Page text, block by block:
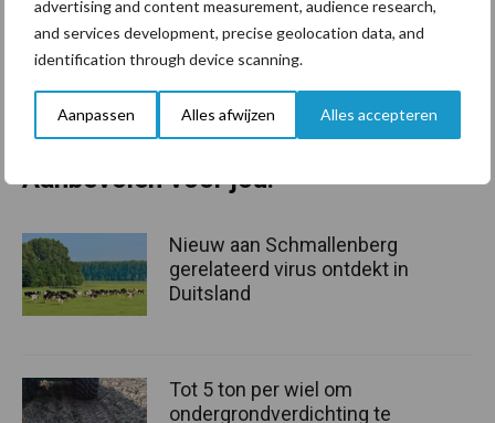
advertising and content measurement, audience research,
and services development, precise geolocation data, and
identification through device scanning.
Aanpassen Alles afwijzen Alles accepteren
MGO-regeling: Start op tijd en benut de huidige periode om u te
oriënteren op de mogelijkheden die specifiek voor uw bedrijf
gelden.
Aanbevolen voor jou!
Nieuw aan Schmallenberg
gerelateerd virus ontdekt in
Duitsland
Tot 5 ton per wiel om
ondergrondverdichting te